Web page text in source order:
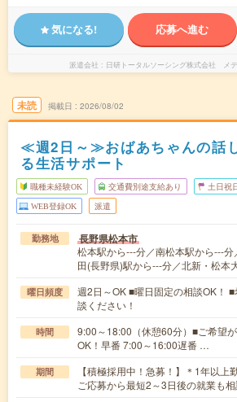
気になる! 応募へ進む
派遣会社 日研トータルソーシング株式会社 メ
未読 掲載日 2026/08/02
≪週2日～≫おばあちゃんの話
る生活サポート
職種未経験OK 交通費別途支給あり 土日祝
WEB登録OK 派遣
勤務地 長野県松本市
松本駅から---分／南松本駅から---
田(長野県)駅から---分／北新・松本
曜日頻度
週2日～OK ■曜日固定の相談OK！
談ください！
時間
9:00～18:00（休憩60分）■ご希望
OK！早番 7:00～16:00遅番 …
期間
【積極採用中！急募！】＊1年以上
ご応募から最短2～3日後の就業も相